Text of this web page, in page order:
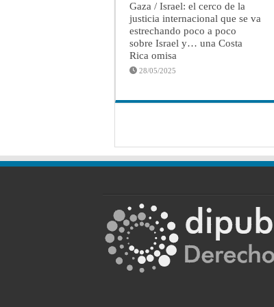
Gaza / Israel: el cerco de la
justicia internacional que se va
estrechando poco a poco
sobre Israel y… una Costa
Rica omisa
28/05/2025